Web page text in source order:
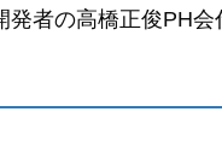
者の高橋正俊PH会